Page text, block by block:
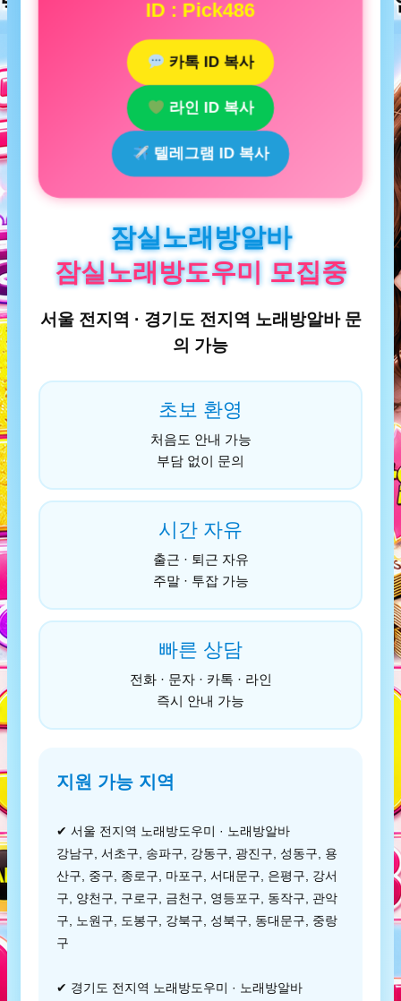
ID : Pick486
카톡 ID 복사
라인 ID 복사
텔레그램 ID 복사
잠실노래방알바
잠실노래방도우미 모집중
서울 전지역 · 경기도 전지역 노래방알바 문
의 가능
초보 환영
처음도 안내 가능
부담 없이 문의
시간 자유
출근 · 퇴근 자유
주말 · 투잡 가능
빠른 상담
전화 · 문자 · 카톡 · 라인
즉시 안내 가능
지원 가능 지역
✔ 서울 전지역 노래방도우미 · 노래방알바
강남구, 서초구, 송파구, 강동구, 광진구, 성동구, 용
산구, 중구, 종로구, 마포구, 서대문구, 은평구, 강서
구, 양천구, 구로구, 금천구, 영등포구, 동작구, 관악
구, 노원구, 도봉구, 강북구, 성북구, 동대문구, 중랑
구
✔ 경기도 전지역 노래방도우미 · 노래방알바